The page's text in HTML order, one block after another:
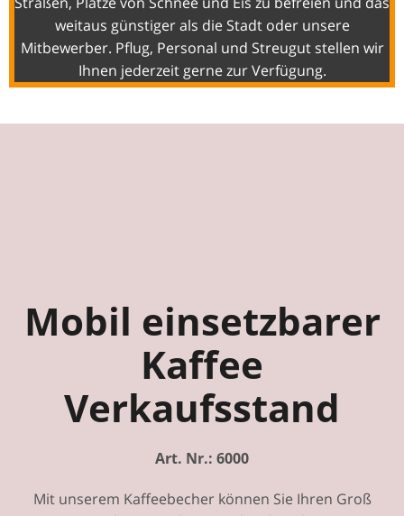
weitaus günstiger als die Stadt oder unsere
Mitbewerber. Pflug, Personal und Streugut stellen wir
Ihnen jederzeit gerne zur Verfügung.
Mobil einsetzbarer
Kaffee
Verkaufsstand
Art. Nr.: 6000
Mit unserem Kaffeebecher können Sie Ihren Groß